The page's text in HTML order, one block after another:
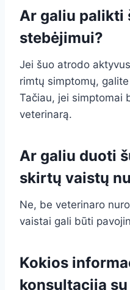
Ar galiu palikti
stebėjimui?
Jei šuo atrodo
rimtų simptomų,
Tačiau, jei simptomai
veterinarą.
Ar galiu duoti
skirtų vaistų
Ne, be veterinaro
vaistai gali būti
Kokios
konsultaciją